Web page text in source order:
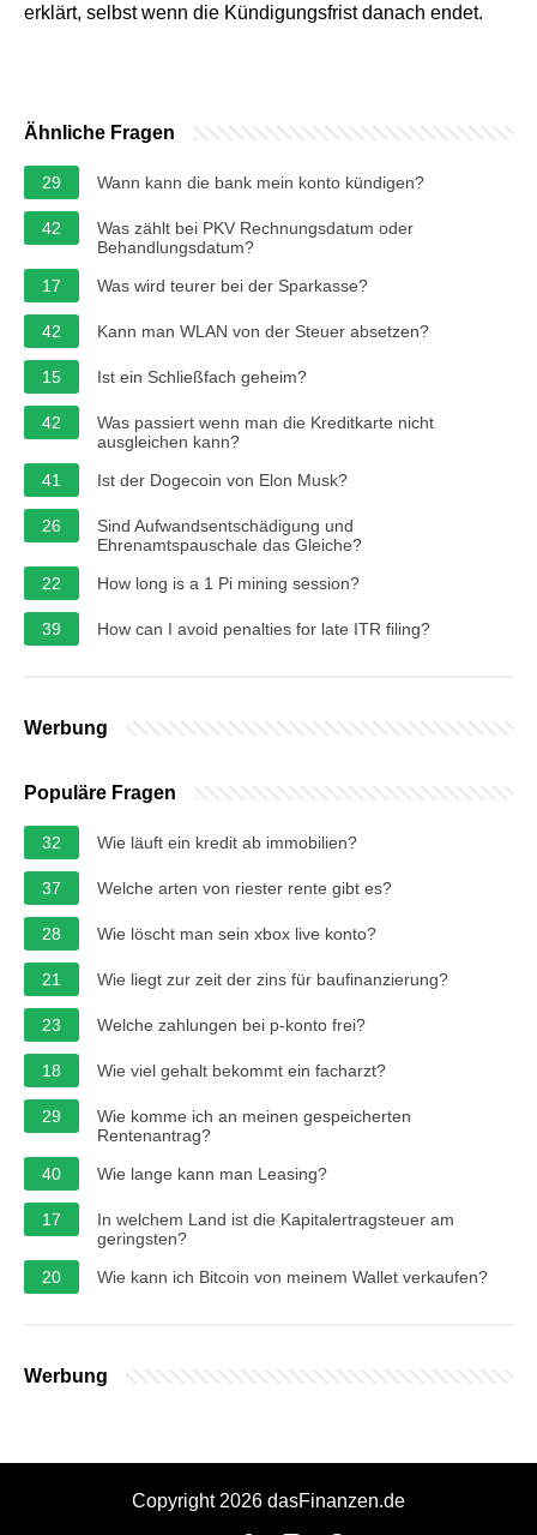
erklärt, selbst wenn die Kündigungsfrist danach endet.
Ähnliche Fragen
29 Wann kann die bank mein konto kündigen?
42
Was zählt bei PKV Rechnungsdatum oder
Behandlungsdatum?
17
Was wird teurer bei der Sparkasse?
42 Kann man WLAN von der Steuer absetzen?
15 Ist ein Schließfach geheim?
42
Was passiert wenn man die Kreditkarte nicht
ausgleichen kann?
41
Ist der Dogecoin von Elon Musk?
26
Sind Aufwandsentschädigung und
Ehrenamtspauschale das Gleiche?
22
How long is a 1 Pi mining session?
39 How can I avoid penalties for late ITR filing?
Werbung
Populäre Fragen
32 Wie läuft ein kredit ab immobilien?
37 Welche arten von riester rente gibt es?
28 Wie löscht man sein xbox live konto?
21 Wie liegt zur zeit der zins für baufinanzierung?
23 Welche zahlungen bei p-konto frei?
18 Wie viel gehalt bekommt ein facharzt?
29
Wie komme ich an meinen gespeicherten
Rentenantrag?
40
Wie lange kann man Leasing?
17
In welchem Land ist die Kapitalertragsteuer am
geringsten?
20
Wie kann ich Bitcoin von meinem Wallet verkaufen?
Werbung
Copyright 2026 dasFinanzen.de